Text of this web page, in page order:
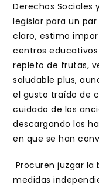
Derechos
legislar para un
claro, estimo
centros
repleto de frutas,
saludable plus,
el gusto traído de
cuidado de los
descargando los
en que se han
Procuren juzgar
medidas